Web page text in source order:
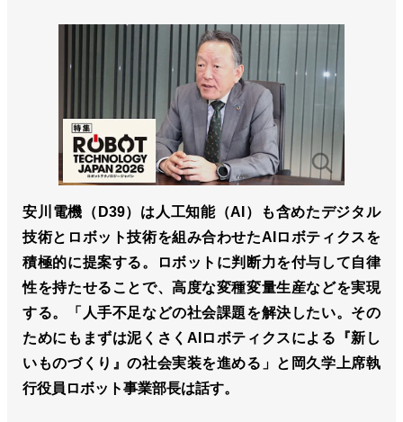
安川電機（D39）は人工知能（AI）も含めたデジタル
技術とロボット技術を組み合わせたAIロボティクスを
積極的に提案する。ロボットに判断力を付与して自律
性を持たせることで、高度な変種変量生産などを実現
する。「人手不足などの社会課題を解決したい。その
ためにもまずは泥くさくAIロボティクスによる『新し
いものづくり』の社会実装を進める」と岡久学上席執
行役員ロボット事業部長は話す。